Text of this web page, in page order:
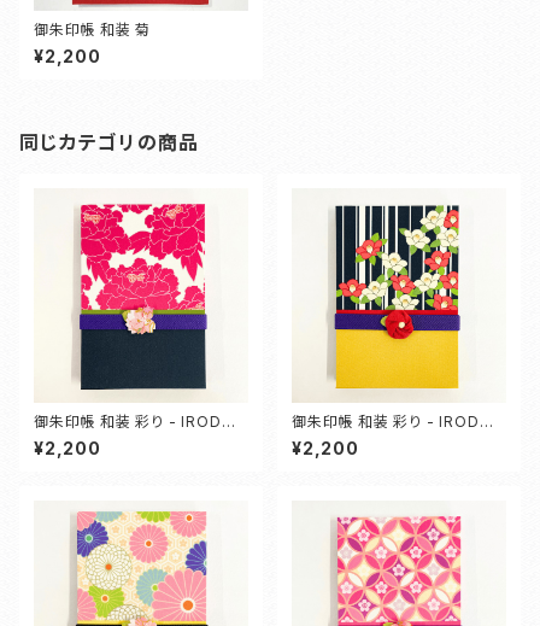
御朱印帳 和装 菊
¥2,200
同じカテゴリの商品
御朱印帳 和装 彩り - IRODOR
I - 【牡丹】
¥2,200
御朱印帳 和装 彩り - IRODOR
I - 【椿】
¥2,200